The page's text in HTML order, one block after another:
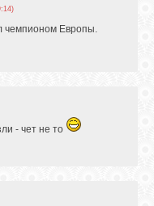
чемпионом Европы.
- чет не то